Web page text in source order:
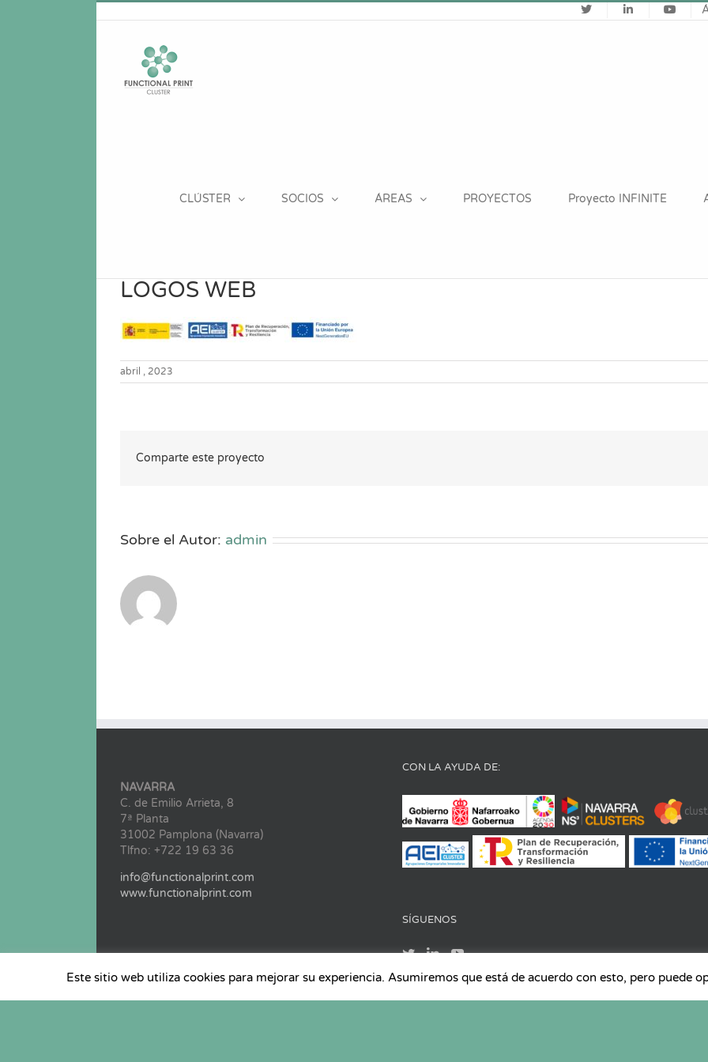
CLÚSTER SOCIOS ÁREAS PROYECTOS Proyecto INFINITE
LOGOS WEB
abril , 2023
Comparte este proyecto
Sobre el Autor: admin
NAVARRA
C. de Emilio Arrieta, 8
7ª Planta
31002 Pamplona (Navarra)
Tlfno: +722 19 63 36
info@functionalprint.com
www.functionalprint.com
CON LA AYUDA DE:
SÍGUENOS
Este sitio web utiliza cookies para mejorar su experiencia. Asumiremos que está de acuerdo con esto, pero puede